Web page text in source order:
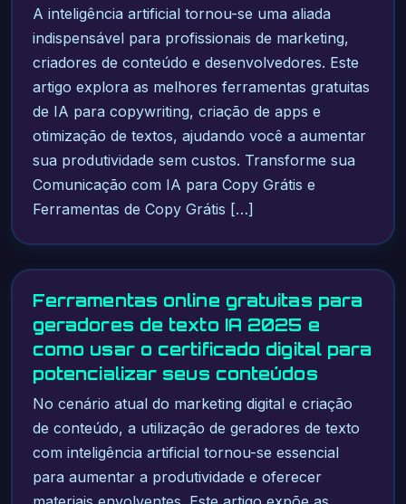
A inteligência artificial tornou-se uma aliada
indispensável para profissionais de marketing,
criadores de conteúdo e desenvolvedores. Este
artigo explora as melhores ferramentas gratuitas
de IA para copywriting, criação de apps e
otimização de textos, ajudando você a aumentar
sua produtividade sem custos. Transforme sua
Comunicação com IA para Copy Grátis e
Ferramentas de Copy Grátis […]
Ferramentas online gratuitas para
geradores de texto IA 2025 e
como usar o certificado digital para
potencializar seus conteúdos
No cenário atual do marketing digital e criação
de conteúdo, a utilização de geradores de texto
com inteligência artificial tornou-se essencial
para aumentar a produtividade e oferecer